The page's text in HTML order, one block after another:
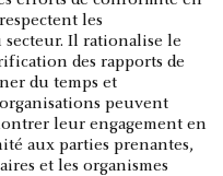
les
Il rationalise le
des rapports de
du temps et
peuvent
leur engagement en
aux parties prenantes,
et les organismes